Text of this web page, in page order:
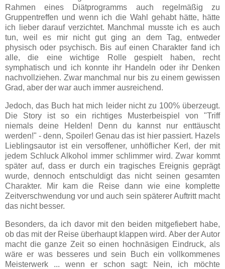
Rahmen eines Diätprogramms auch regelmäßig zu
Gruppentreffen und wenn ich die Wahl gehabt hätte, hätte
ich lieber darauf verzichtet. Manchmal musste ich es auch
tun, weil es mir nicht gut ging an dem Tag, entweder
physisch oder psychisch. Bis auf einen Charakter fand ich
alle, die eine wichtige Rolle gespielt haben, recht
symphatisch und ich konnte ihr Handeln oder ihr Denken
nachvollziehen. Zwar manchmal nur bis zu einem gewissen
Grad, aber der war auch immer ausreichend.
Jedoch, das Buch hat mich leider nicht zu 100% überzeugt.
Die Story ist so ein richtiges Musterbeispiel von "Triff
niemals deine Helden! Denn du kannst nur enttäuscht
werden!" - denn, Spoiler! Genau das ist hier passiert. Hazels
Lieblingsautor ist ein versoffener, unhöflicher Kerl, der mit
jedem Schluck Alkohol immer schlimmer wird. Zwar kommt
später auf, dass er durch ein tragisches Ereignis geprägt
wurde, dennoch entschuldigt das nicht seinen gesamten
Charakter. Mir kam die Reise dann wie eine komplette
Zeitverschwendung vor und auch sein späterer Auftritt macht
das nicht besser.
Besonders, da ich davor mit den beiden mitgefiebert habe,
ob das mit der Reise überhaupt klappen wird. Aber der Autor
macht die ganze Zeit so einen hochnäsigen Eindruck, als
wäre er was besseres und sein Buch ein vollkommenes
Meisterwerk ... wenn er schon sagt: Nein, ich möchte